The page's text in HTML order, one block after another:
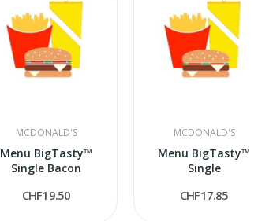
MCDONALD'S
Menu BigTasty™
Single Bacon
CHF19.50
MCDONALD'S
Menu BigTasty™
Single
CHF17.85